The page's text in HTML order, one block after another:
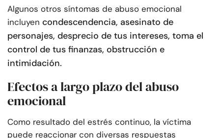
Algunos otros síntomas de abuso emocional
incluyen condescendencia, asesinato de
personajes, desprecio de tus intereses, toma el
control de tus finanzas, obstrucción e
intimidación.
Efectos a largo plazo del abuso
emocional
Como resultado del estrés continuo, la víctima
puede reaccionar con diversas respuestas